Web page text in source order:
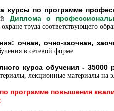
курсы по программе
Диплома о
труда соответствующего
очная, очно-заочная,
в сетевой форме.
курса обучения - 35000
лекционные материалы на
программе повышения